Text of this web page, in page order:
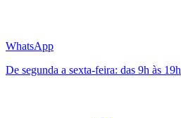
WhatsApp
De segunda a sexta-feira: das 9h às 19h